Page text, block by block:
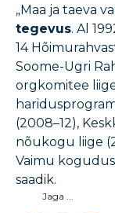
„Maa ja taeva
tegevus. Al
14
Soome-Ugri
orgkomitee
(2008–12),
nõukogu liige
Vaimu
saadik.
Jaga ...